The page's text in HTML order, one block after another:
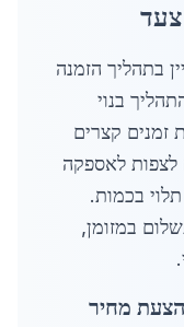
בתהליך הזמנה
ואמין בשנת 2026. התהליך בנוי
זמנים קצרים
לצפות לאספקה
תלוי בכמות.
במזומן,